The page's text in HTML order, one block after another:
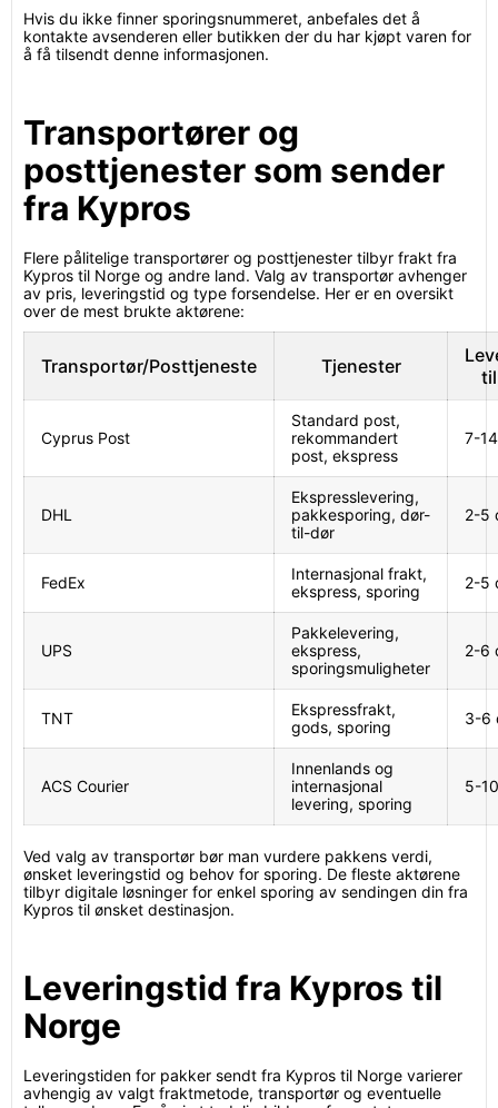
Hvis du ikke finner sporingsnummeret, anbefales det å
kontakte avsenderen eller butikken der du har kjøpt varen for
å få tilsendt denne informasjonen.
Transportører og
posttjenester som sender
fra Kypros
Flere pålitelige transportører og posttjenester tilbyr frakt fra
Kypros til Norge og andre land. Valg av transportør avhenger
av pris, leveringstid og type forsendelse. Her er en oversikt
over de mest brukte aktørene:
Transportør/Posttjeneste Tjenester
Cyprus Post
Standard post,
rekommandert
post, ekspress
7-
DHL
Ekspresslevering,
pakkesporing, dør-
til-dør
2-5
FedEx
Internasjonal frakt,
ekspress, sporing
2-5
UPS
Pakkelevering,
ekspress,
sporingsmuligheter
2-6
TNT
Ekspressfrakt,
gods, sporing
3-6
ACS Courier
Innenlands og
internasjonal
levering, sporing
5-
Ved valg av transportør bør man vurdere pakkens verdi,
ønsket leveringstid og behov for sporing. De fleste aktørene
tilbyr digitale løsninger for enkel sporing av sendingen din fra
Kypros til ønsket destinasjon.
Leveringstid fra Kypros til
Norge
Leveringstiden for pakker sendt fra Kypros til Norge varierer
avhengig av valgt fraktmetode, transportør og eventuelle